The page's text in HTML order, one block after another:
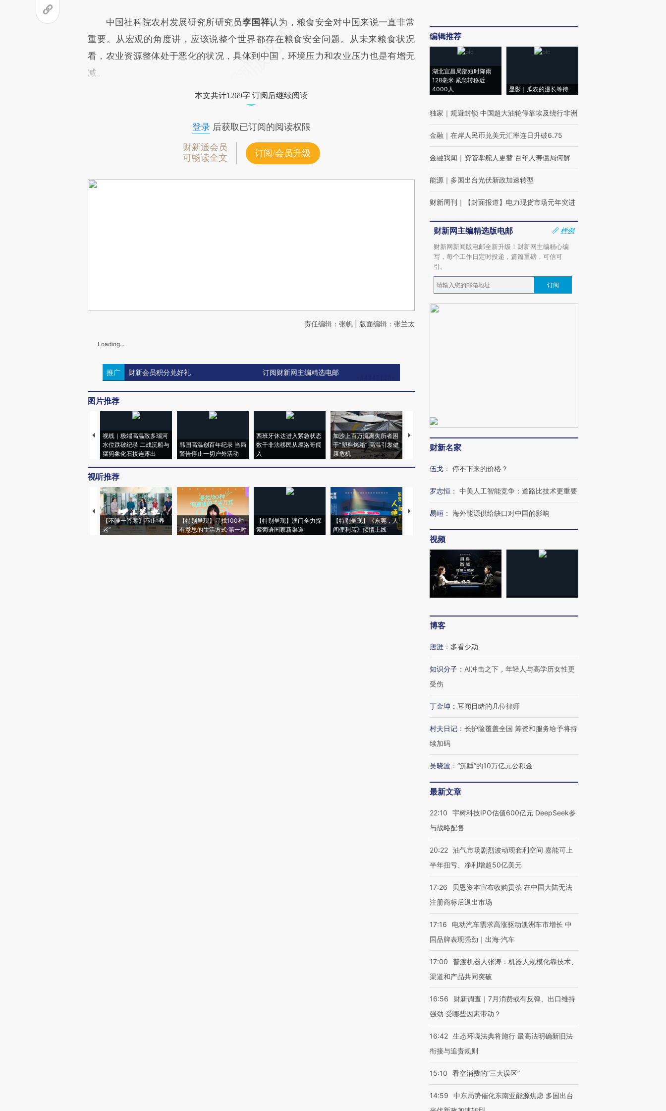
中国社科院农村发展研究所研究员李国祥认为，粮食安全对中国来说一直非常
重要。从宏观的角度讲，应该说整个世界都存在粮食安全问题。从未来粮食状况
看，农业资源整体处于恶化的状况，具体到中国，环境压力和农业压力也是有增无
减。
本文共计1269字 订阅后继续阅读
登录后获取已订阅的阅读权限
财新通会员
可畅读全文
订阅/会员升级
责任编辑：张帆 | 版面编辑：张兰太
Loading...
推广 财新会员积分兑好礼 订阅财新网主编精选电邮
图片推荐
视线｜极端高温致多瑙河
水位跌破纪录 二战沉船与
猛犸象化石接连露出
韩国高温创百年纪录 当局
警告停止一切户外活动
西班牙休达进入紧急状态
数千非法移民从摩洛哥闯
入
加沙上百万流离失所者困
于“塑料烤箱” 高温引发健
康危机
视线｜HYROX的吸金
术：是什么让中产们甘
心“花钱找虐”？
马航飞行员跨国走私7万
视线｜被称为“蟑螂”的印
视听推荐
【不唯一答案】不止“养
老”
【特别呈现】寻找100种
有意思的生活方式·第一对
【特别呈现】澳门全力探
索葡语国家新渠道
【特别呈现】《东莞，人
间便利店》倾情上线
【推广】走进第四届链博
有意思的生活方式·第三对
住三大增长引擎是什么？
编辑推荐
湖北宜昌局部短时降雨
128毫米 紧急转移近
4000人
显影｜瓜农的漫长等待
独家 ｜ 规避封锁 中国超大油轮停靠埃及绕行非洲
金融 ｜ 在岸人民币兑美元汇率连日升破6.75
金融我闻 ｜ 资管掌舵人更替 百年人寿僵局何解
能源 ｜ 多国出台光伏新政加速转型
财新周刊 ｜ 【封面报道】电力现货市场元年突进
财新网主编精选版电邮
样例
财新网新闻版电邮全新升级！财新网主编精心编
写，每个工作日定时投递，篇篇重磅，可信可
引。
订阅
财新名家
伍戈 ： 停不下来的价格？
罗志恒 ： 中美人工智能竞争：道路比技术更重要
易峘 ： 海外能源供给缺口对中国的影响
视频
博客
唐涯 ： 多看少动
知识分子 ： AI冲击之下，年轻人与高学历女性更
受伤
丁金坤 ： 耳闻目睹的几位律师
村夫日记 ： 长护险覆盖全国 筹资和服务给予将持
续加码
吴晓波 ： “沉睡”的10万亿元公积金
最新文章
22:10
宇树科技IPO估值600亿元 DeepSeek参
与战略配售
20:22 油气市场剧烈波动现套利空间 嘉能可上
半年扭亏、净利增超50亿美元
17:26
贝恩资本宣布收购贡茶 在中国大陆无法
注册商标后退出市场
17:16
电动汽车需求高涨驱动澳洲车市增长 中
国品牌表现强劲｜出海·汽车
17:00
普渡机器人张涛：机器人规模化靠技术、
渠道和产品共同突破
16:56
财新调查｜7月消费或有反弹、出口维持
强劲 受哪些因素带动？
16:42 生态环境法典将施行 最高法明确新旧法
衔接与追责规则
15:10 看空消费的“三大误区”
14:59
中东局势催化东南亚能源焦虑 多国出台